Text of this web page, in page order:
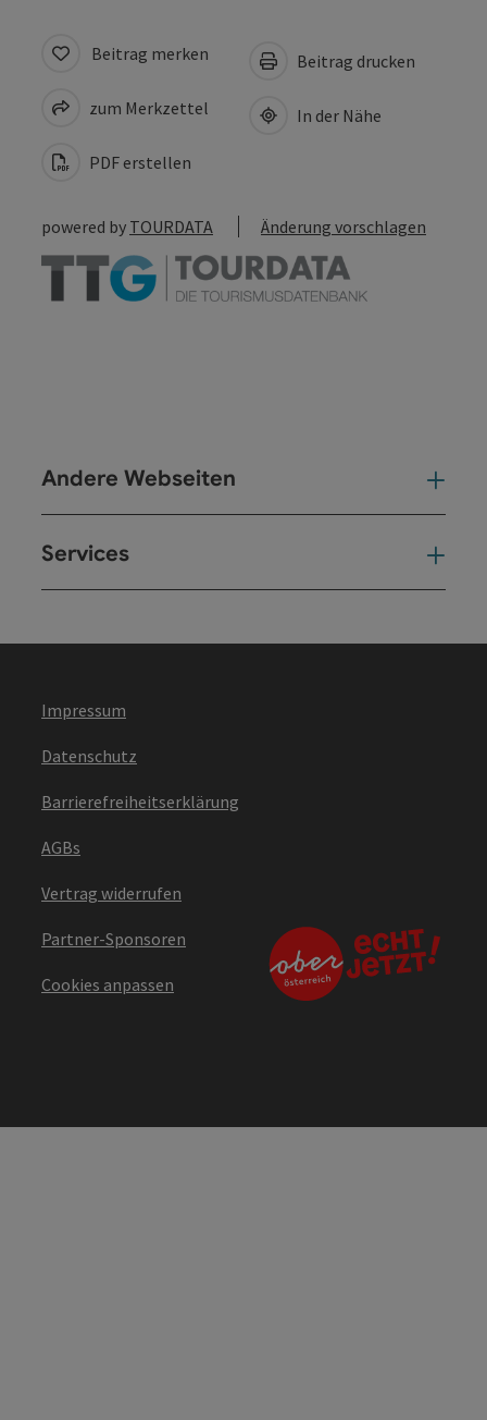
Beitrag merken
zum Merkzettel
PDF erstellen
Beitrag drucken
In der Nähe
powered by TOURDATA Änderung vorschlagen
Andere Webseiten
Services
Impressum
Datenschutz
Barrierefreiheitserklärung
AGBs
Vertrag widerrufen
Partner-Sponsoren
Cookies anpassen